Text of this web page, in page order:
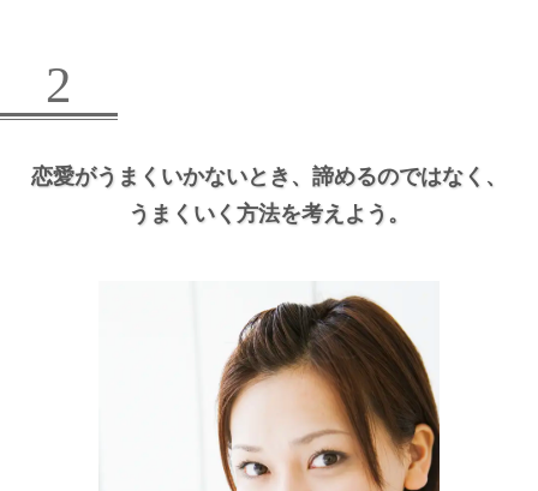
2
恋愛がうまくいかないとき、 諦めるのではなく、
うまくいく方法を考えよう。